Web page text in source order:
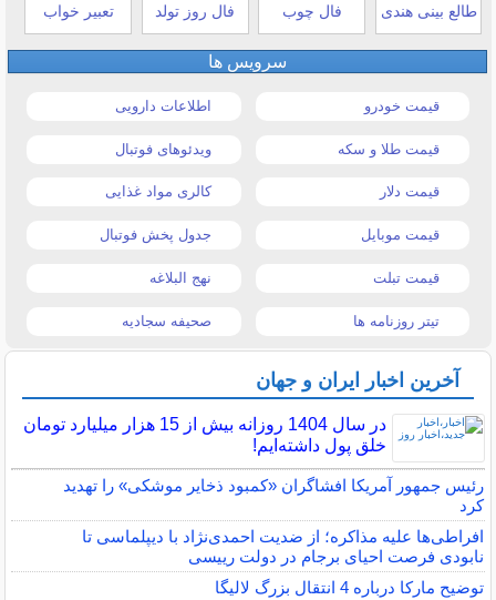
طالع بینی هندی فال چوب فال روز تولد تعبیر خواب
سرویس ها
قیمت خودرو اطلاعات دارویی
قیمت طلا و سکه ویدئوهای فوتبال
قیمت دلار کالری مواد غذایی
قیمت موبایل جدول پخش فوتبال
قیمت تبلت نهج البلاغه
تیتر روزنامه ها صحیفه سجادیه
آخرین اخبار ایران و جهان
در سال 1404 روزانه بیش از 15 هزار میلیارد تومان
خلق پول داشته‌ایم!
رئیس جمهور آمریکا افشاگران «کمبود ذخایر موشکی» را تهدید
کرد
افراطی‌ها علیه مذاکره؛ از ضدیت احمدی‌نژاد با دیپلماسی تا
نابودی فرصت احیای برجام در دولت رییسی
توضیح مارکا درباره 4 انتقال بزرگ لالیگا